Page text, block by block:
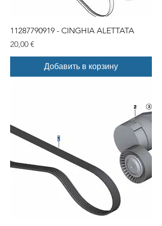
11287790919 - CINGHIA ALETTATA
Цена
20,00 €
Добавить в корзину